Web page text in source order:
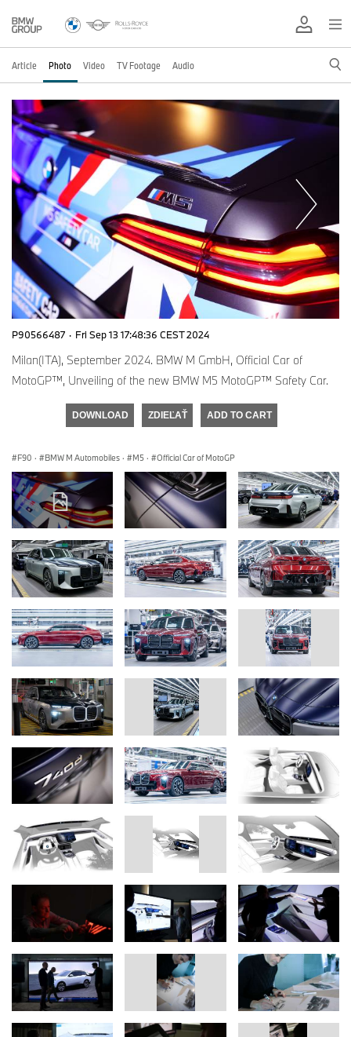
Article Photo Video TV Footage Audio
P90566487 · Fri Sep 13 17:48:36 CEST 2024
Milan(ITA), September 2024. BMW M GmbH, Official Car of
MotoGP™, Unveiling of the new BMW M5 MotoGP™ Safety Car.
DOWNLOAD ZDIEĽAŤ ADD TO CART
F90 · BMW M Automobiles · M5 · Official Car of MotoGP